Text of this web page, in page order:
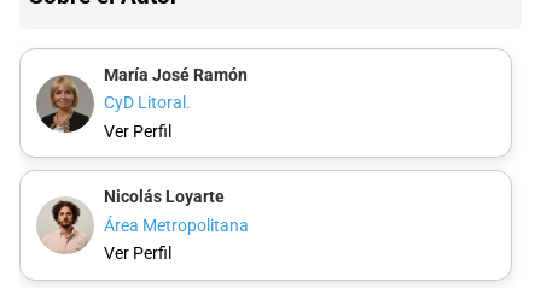
María José Ramón
CyD Litoral.
Ver Perfil
Nicolás Loyarte
Área Metropolitana
Ver Perfil